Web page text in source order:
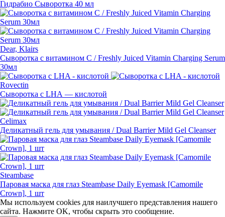
Гидрабио Сыворотка 40 мл
Dear, Klairs
Сыворотка с витамином С / Freshly Juiced Vitamin Charging Serum
30мл
Rovectin
Сыворотка с LHA — кислотой
Celimax
Деликатный гель для умывания / Dual Barrier Mild Gel Cleanser
Steambase
Паровая маска для глаз Steambase Daily Eyemask [Camomile
Crown], 1 шт
Мы используем cookies для наилучшего представления нашего
сайта. Нажмите OK, чтобы скрыть это сообщение.